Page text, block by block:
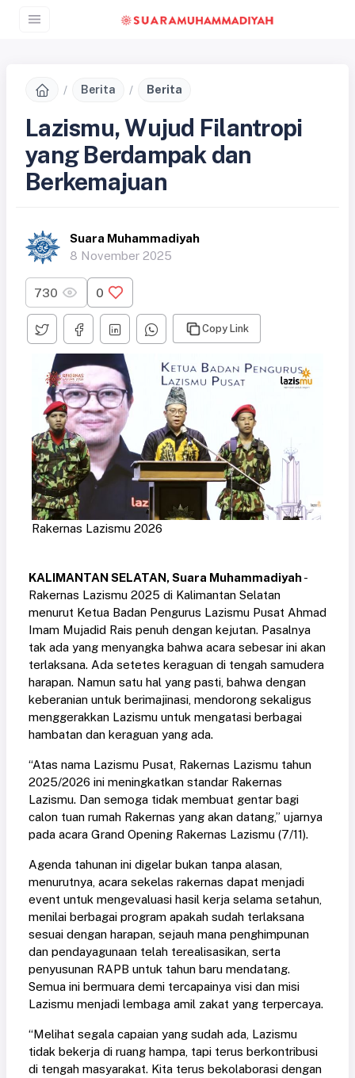
Berita Berita
Lazismu, Wujud Filantropi
yang Berdampak dan
Berkemajuan
Suara Muhammadiyah
8 November 2025
730 0
Copy Link
Rakernas Lazismu 2026
KALIMANTAN SELATAN, Suara Muhammadiyah-
Rakernas Lazismu 2025 di Kalimantan Selatan
menurut Ketua Badan Pengurus Lazismu Pusat Ahmad
Imam Mujadid Rais penuh dengan kejutan. Pasalnya
tak ada yang menyangka bahwa acara sebesar ini akan
terlaksana. Ada setetes keraguan di tengah samudera
harapan. Namun satu hal yang pasti, bahwa dengan
keberanian untuk berimajinasi, mendorong sekaligus
menggerakkan Lazismu untuk mengatasi berbagai
hambatan dan keraguan yang ada.
“Atas nama Lazismu Pusat, Rakernas Lazismu tahun
2025/2026 ini meningkatkan standar Rakernas
Lazismu. Dan semoga tidak membuat gentar bagi
calon tuan rumah Rakernas yang akan datang,” ujarnya
pada acara Grand Opening Rakernas Lazismu (7/11).
Agenda tahunan ini digelar bukan tanpa alasan,
menurutnya, acara sekelas rakernas dapat menjadi
event untuk mengevaluasi hasil kerja selama setahun,
menilai berbagai program apakah sudah terlaksana
sesuai dengan harapan, sejauh mana penghimpunan
dan pendayagunaan telah terealisasikan, serta
penyusunan RAPB untuk tahun baru mendatang.
Semua ini bermuara demi tercapainya visi dan misi
Lazismu menjadi lembaga amil zakat yang terpercaya.
“Melihat segala capaian yang sudah ada, Lazismu
tidak bekerja di ruang hampa, tapi terus berkontribusi
di tengah masyarakat. Kita terus bekolaborasi dengan